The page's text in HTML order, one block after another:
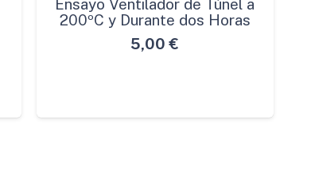
Ensayo Ventilador de Túnel a
200ºC y Durante dos Horas
5,00 €